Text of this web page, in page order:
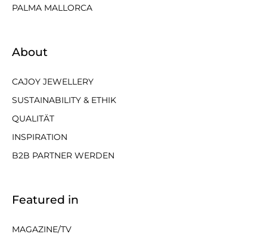
PALMA MALLORCA
About
CAJOY JEWELLERY
SUSTAINABILITY & ETHIK
QUALITÄT
INSPIRATION
B2B PARTNER WERDEN
Featured in
MAGAZINE/TV